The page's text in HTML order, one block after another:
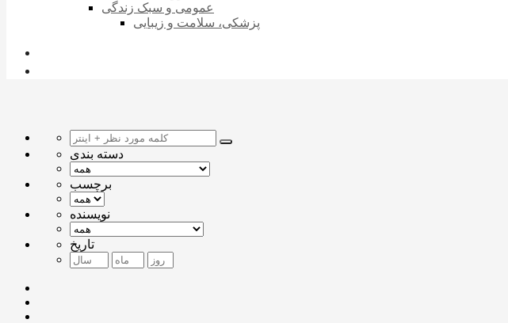
عمومی و سبک زندگی
پزشکی، سلامت و زیبایی
دسته بندی
برچسب
نویسنده
تاریخ